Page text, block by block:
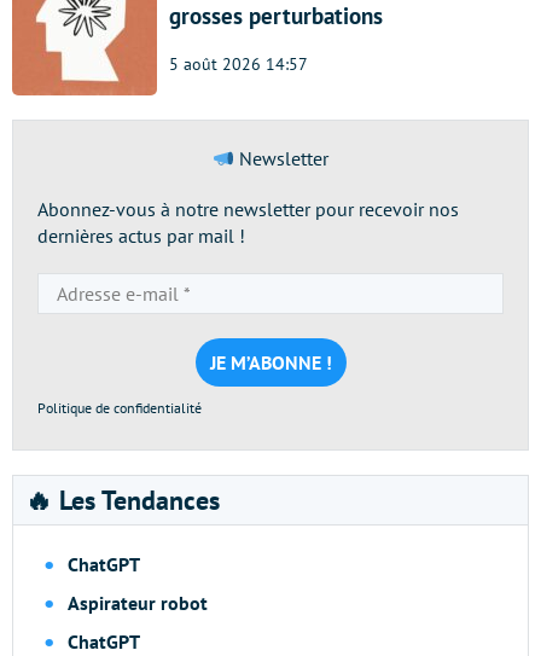
grosses perturbations
5 août 2026 14:57
Newsletter
Abonnez-vous à notre newsletter pour recevoir nos
dernières actus par mail !
e-
mail
*
Politique de confidentialité
🔥 Les Tendances
ChatGPT
Aspirateur robot
ChatGPT